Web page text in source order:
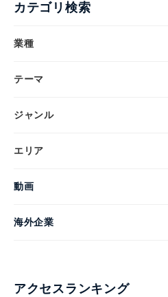
カテゴリ検索
業種
テーマ
ジャンル
エリア
動画
海外企業
アクセスランキング